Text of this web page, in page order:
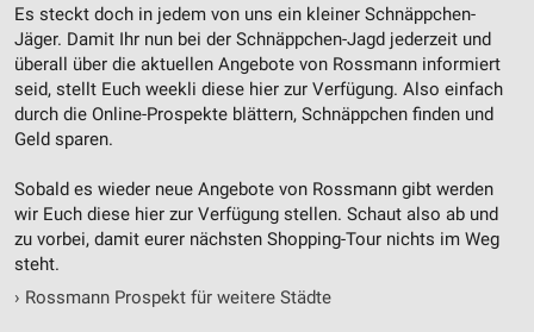
Es steckt doch in jedem von uns ein kleiner Schnäppchen-
Jäger. Damit Ihr nun bei der Schnäppchen-Jagd jederzeit und
überall über die aktuellen Angebote von Rossmann informiert
seid, stellt Euch weekli diese hier zur Verfügung. Also einfach
durch die Online-Prospekte blättern, Schnäppchen finden und
Geld sparen.
Sobald es wieder neue Angebote von Rossmann gibt werden
wir Euch diese hier zur Verfügung stellen. Schaut also ab und
zu vorbei, damit eurer nächsten Shopping-Tour nichts im Weg
steht.
› Rossmann Prospekt für weitere Städte